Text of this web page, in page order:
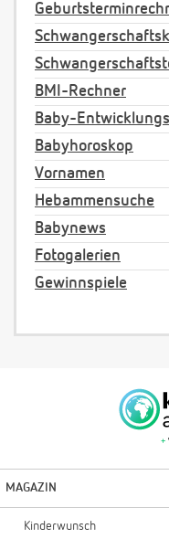
BMI-Rechner
Baby-
Babyhoroskop
Vornamen
Hebammensuche
Babynews
Fotogalerien
Gewinnspiele
MAGAZIN
Kinderwunsch